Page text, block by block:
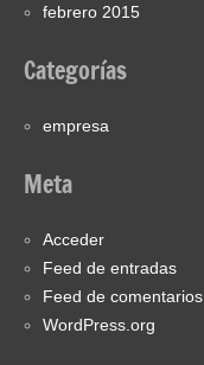
febrero 2015
Categorías
empresa
Meta
Acceder
Feed de entradas
Feed de comentarios
WordPress.org